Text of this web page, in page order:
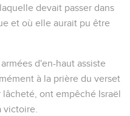
devait passer dans
et où elle aurait pu être
d'en-haut assiste
à la prière du verset
ont empêché Israël
victoire.